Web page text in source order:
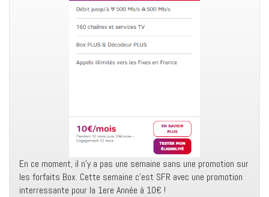
En ce moment, il n’y a pas une semaine sans une promotion sur
les forfaits Box. Cette semaine c’est SFR avec une promotion
interressante pour la 1ere Année à 10€ !